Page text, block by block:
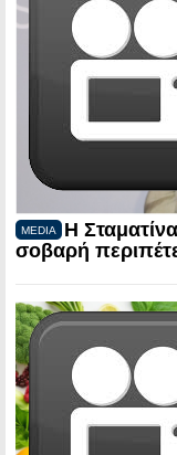
MEDIA
Η
σοβαρή